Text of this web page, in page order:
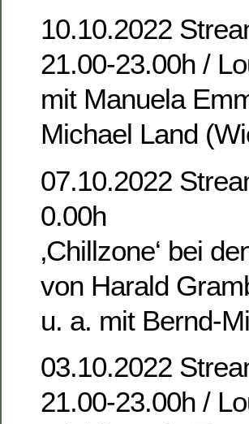
10.10.2022
21.00-23.00h /
mit Manuela
Michael Land
07.10.2022
0.00h
‚Chillzone‘ bei
von Harald
u. a. mit Bernd-
03.10.2022
21.00-23.00h /